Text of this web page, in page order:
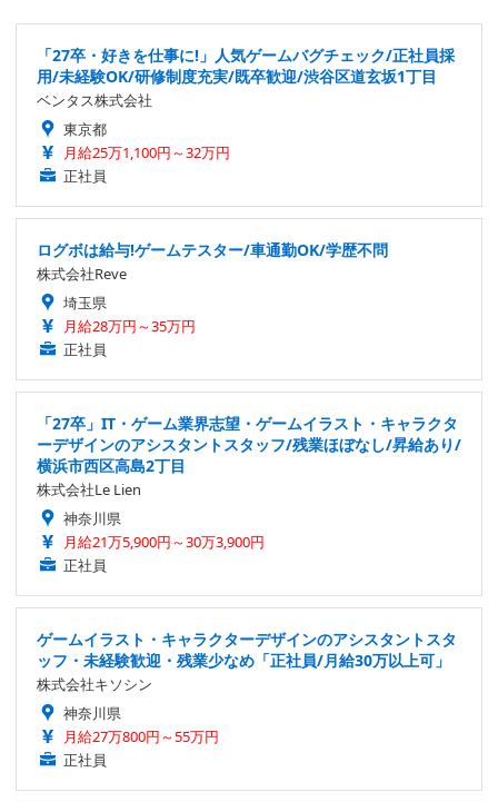
「27卒・好きを仕事に!」人気ゲームバグチェック/正社員採
用/未経験OK/研修制度充実/既卒歓迎/渋谷区道玄坂1丁目
ベンタス株式会社
東京都
月給25万1,100円～32万円
正社員
ログボは給与!ゲームテスター/車通勤OK/学歴不問
株式会社Reve
埼玉県
月給28万円～35万円
正社員
「27卒」IT・ゲーム業界志望・ゲームイラスト・キャラクタ
ーデザインのアシスタントスタッフ/残業ほぼなし/昇給あり/
横浜市西区高島2丁目
株式会社Le Lien
神奈川県
月給21万5,900円～30万3,900円
正社員
ゲームイラスト・キャラクターデザインのアシスタントスタ
ッフ・未経験歓迎・残業少なめ「正社員/月給30万以上可」
株式会社キソシン
神奈川県
月給27万800円～55万円
正社員